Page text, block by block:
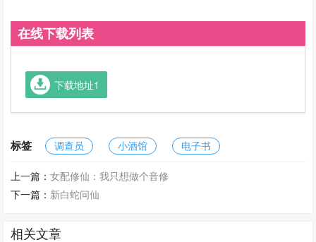
在线下载列表
下载地址1
标签 调查员 小酒馆 电子书
上一篇：女配修仙：我只想做个音修
下一篇： 新白蛇问仙
相关文章